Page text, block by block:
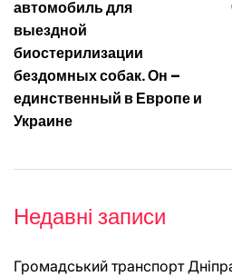
записів
автомобиль для
выездной
биостерилизации
бездомных собак. Он –
единственный в Европе и
Украине
Недавні записи
Громадський транспорт